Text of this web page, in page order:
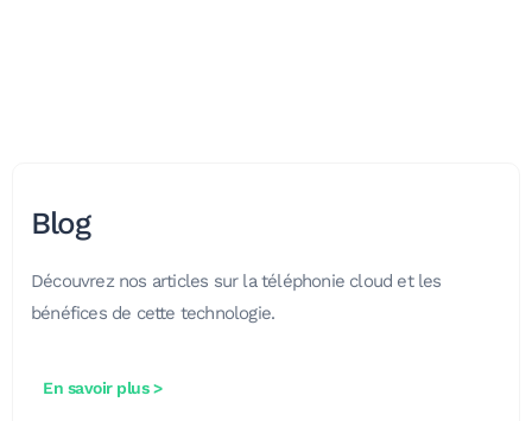
Blog
Découvrez nos articles sur la téléphonie cloud et les
bénéfices de cette technologie.
En savoir plus >